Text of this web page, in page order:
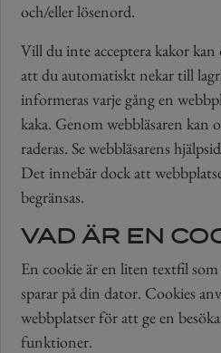
och/eller lösenord.
Vill du inte acceptera kakor kan
att du automatiskt nekar till
informeras varje gång en
kaka. Genom webbläsaren kan
raderas. Se webbläsarens
Det innebär dock att
begränsas.
VAD ÄR EN
En cookie är en liten textfil
sparar på din dator. Cookies
webbplatser för att ge en
funktioner.